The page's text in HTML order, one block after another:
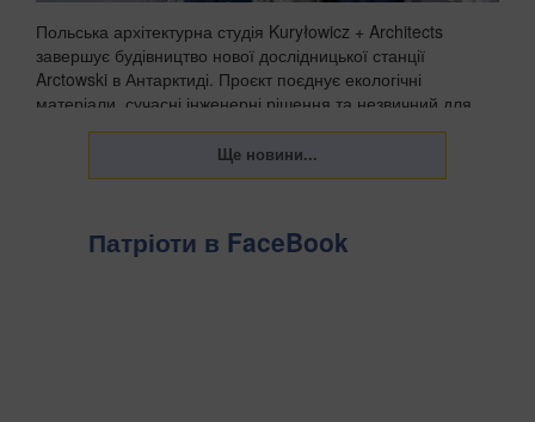
Польська архітектурна студія Kuryłowicz + Architects
завершує будівництво нової дослідницької станції
Arctowski в Антарктиді. Проєкт поєднує екологічні
матеріали, сучасні інженерні рішення та незвичний для
полярних баз акцент на комфорті людей, які пра...
Патріоти в FaceBook